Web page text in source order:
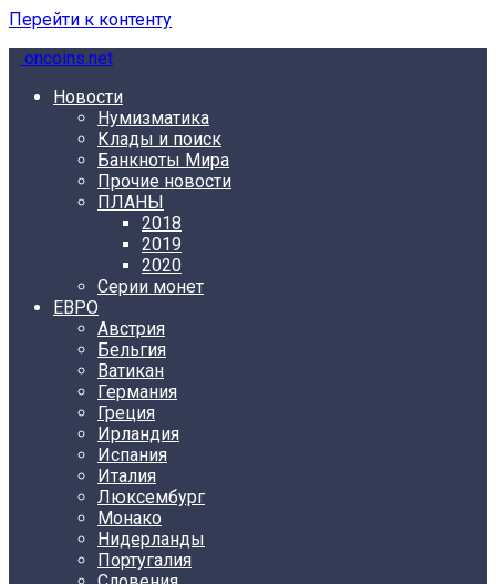
Перейти к контенту
oncoins.net
Новости
Нумизматика
Клады и поиск
Банкноты Мира
Прочие новости
ПЛАНЫ
2018
2019
2020
Серии монет
ЕВРО
Австрия
Бельгия
Ватикан
Германия
Греция
Ирландия
Испания
Италия
Люксембург
Монако
Нидерланды
Португалия